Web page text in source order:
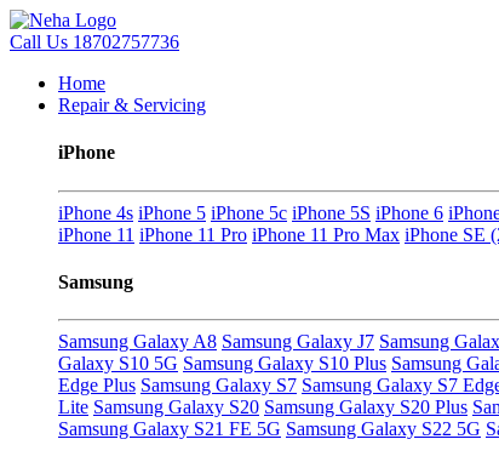
Call Us 18702757736
Home
Repair & Servicing
iPhone
iPhone 4s iPhone 5 iPhone 5c iPhone 5S iPhone 6
iPhone 11 iPhone 11 Pro iPhone 11 Pro Max iPhone SE
Samsung
Samsung Galaxy A8 Samsung Galaxy J7 Samsung
Galaxy S10 5G Samsung Galaxy S10 Plus Samsung
Edge Plus Samsung Galaxy S7 Samsung Galaxy S7
Lite Samsung Galaxy S20 Samsung Galaxy S20 Plus
Samsung Galaxy S21 FE 5G Samsung Galaxy S22 5G